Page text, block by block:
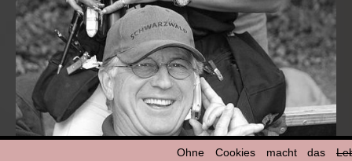
Ohne Cookies macht das